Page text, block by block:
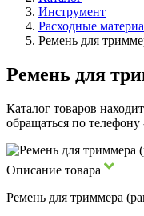
Инструмент
Расходные
Ремень для
Ремень для
Каталог товаров
обращаться по телефону
Описание товара
Ремень для триммера